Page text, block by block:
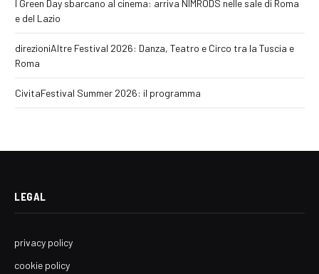
I Green Day sbarcano al cinema: arriva NIMRODS nelle sale di Roma
e del Lazio
direzioniAltre Festival 2026: Danza, Teatro e Circo tra la Tuscia e
Roma
CivitaFestival Summer 2026: il programma
LEGAL
privacy policy
cookie policy